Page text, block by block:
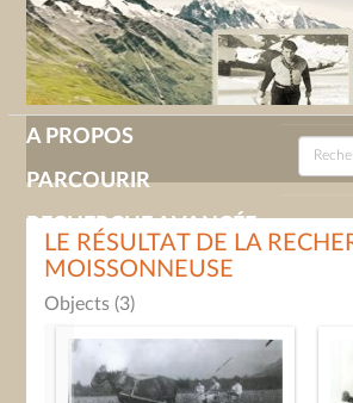
A PROPOS
PARCOURIR
RECHERCHE AVANCÉE
GALERIE
CONTACT
LE RÉSULTAT DE LA
MOISSONNEUSE
Objects (3)